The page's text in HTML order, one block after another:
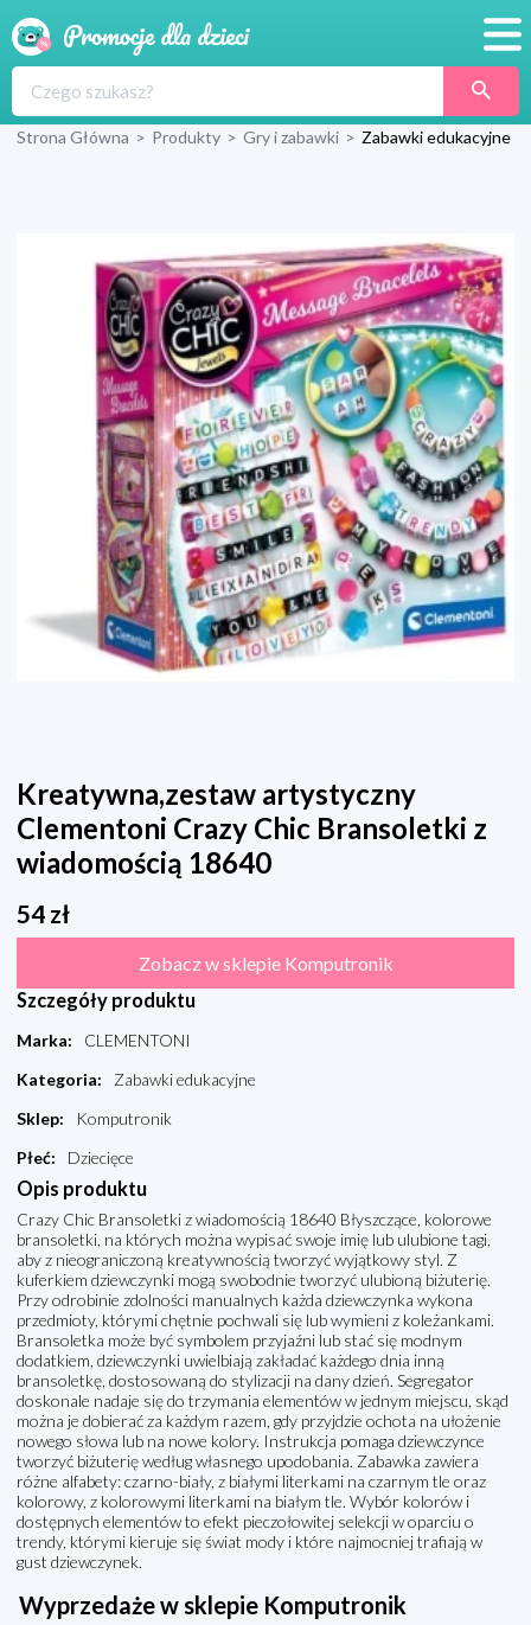
Produkty
Blog
Wyprawka
Strona Główna > Produkty > Gry i zabawki > Zabawki edukacyjne
Kreatywna,zestaw artystyczny
Clementoni Crazy Chic Bransoletki z
wiadomością 18640
54 zł
Zobacz w sklepie Komputronik
Szczegóły produktu
Marka:
CLEMENTONI
Kategoria:
Zabawki edukacyjne
Sklep:
Komputronik
Płeć: Dziecięce
Opis produktu
Crazy Chic Bransoletki z wiadomością 18640 Błyszczące, kolorowe
bransoletki, na których można wypisać swoje imię lub ulubione tagi,
aby z nieograniczoną kreatywnością tworzyć wyjątkowy styl. Z
kuferkiem dziewczynki mogą swobodnie tworzyć ulubioną biżuterię.
Przy odrobinie zdolności manualnych każda dziewczynka wykona
przedmioty, którymi chętnie pochwali się lub wymieni z koleżankami.
Bransoletka może być symbolem przyjaźni lub stać się modnym
dodatkiem, dziewczynki uwielbiają zakładać każdego dnia inną
bransoletkę, dostosowaną do stylizacji na dany dzień. Segregator
doskonale nadaje się do trzymania elementów w jednym miejscu, skąd
można je dobierać za każdym razem, gdy przyjdzie ochota na ułożenie
nowego słowa lub na nowe kolory. Instrukcja pomaga dziewczynce
tworzyć biżuterię według własnego upodobania. Zabawka zawiera
różne alfabety: czarno-biały, z białymi literkami na czarnym tle oraz
kolorowy, z kolorowymi literkami na białym tle. Wybór kolorów i
dostępnych elementów to efekt pieczołowitej selekcji w oparciu o
trendy, którymi kieruje się świat mody i które najmocniej trafiają w
gust dziewczynek.
Wyprzedaże w sklepie Komputronik